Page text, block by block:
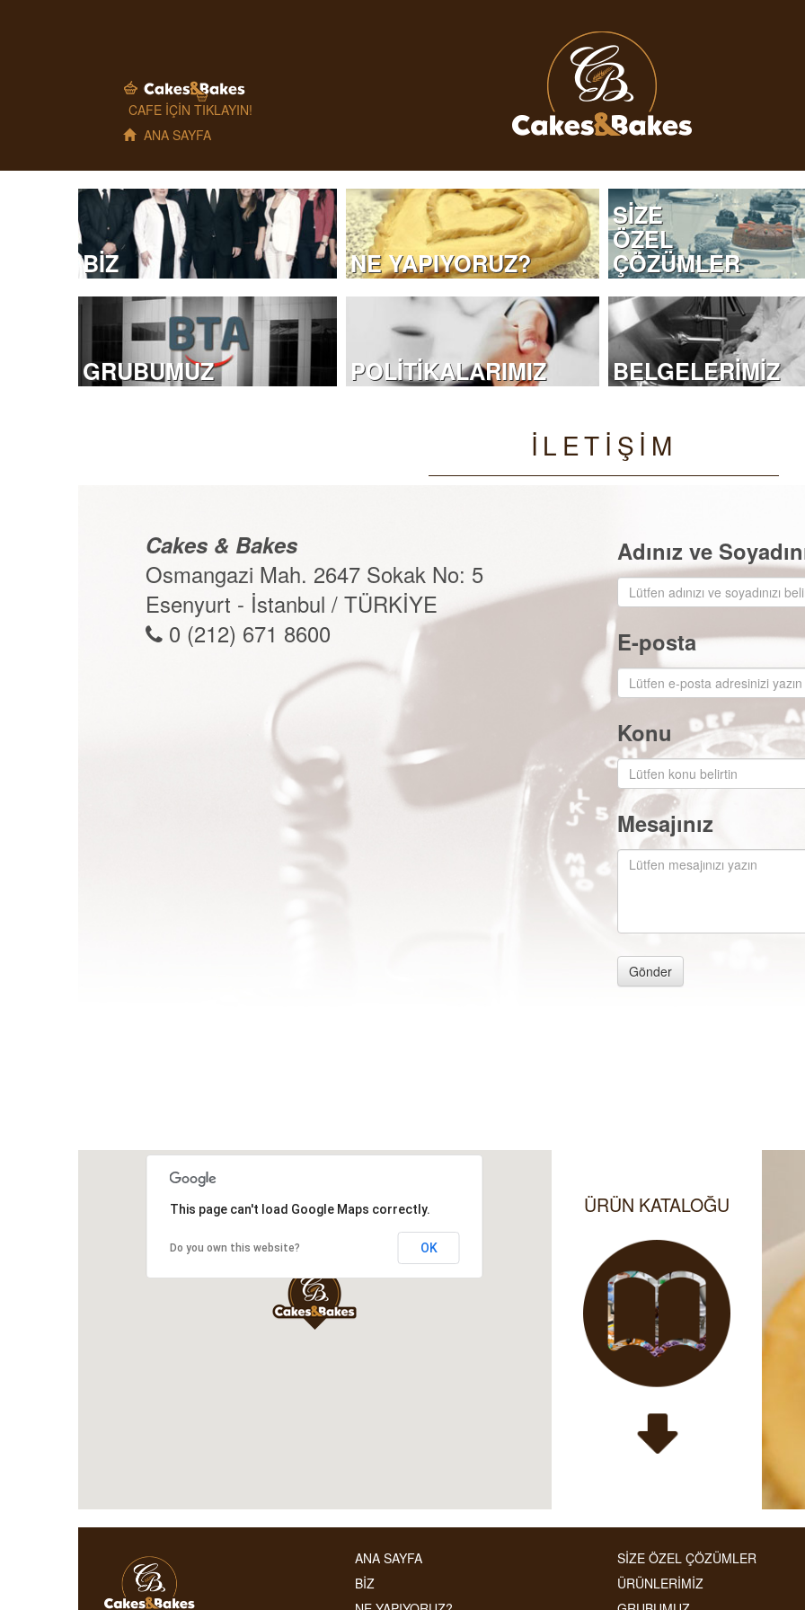
ANA SAYFA
CAFE İÇİN TIKLAYIN!
BİZ NE YAPIYORUZ?
SİZE
ÖZEL
ÇÖZÜMLER
GRUBUMUZ POLİTİKALARIMIZ BELGELERİMİZ
İLETİŞİM
Cakes & Bakes
Osmangazi Mah. 2647 Sokak No: 5
Esenyurt - İstanbul / TÜRKİYE
0 (212) 671 8600
Adınız ve
E-posta
Konu
Mesajınız
Gönder
This page can't load Google Maps correctly.
Do you own this website? OK
ÜRÜN KATALOĞU
ANA SAYFA
BİZ
SİZE ÖZEL ÇÖZÜMLER
ÜRÜNLERİMİZ